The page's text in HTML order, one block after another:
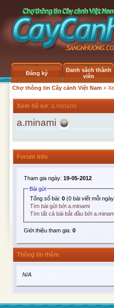
Đăng ký
Danh sách thành
viên
Chợ thông tin Cây cảnh Việt Nam »
Xem hồ sơ: a.minami
a.minami
Forum Info
Tham gia ngày: 19-05-2012
Bài gửi
Tổng số bài:0 (0 bài viết mỗi
Tìm bài gửi bởi a.minami
Tìm tất cả bài bắt đầu bởi
Giới thiệu tham gia: 0
Thông tin thêm
N/A